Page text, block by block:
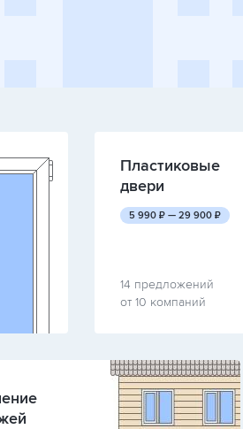
Пластиковые
двери
5 990 руб.
₽ — 29 900 руб.
₽
14 предложений
от 10 компаний